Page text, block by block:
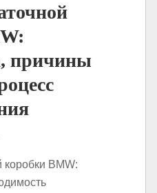
причины
коробки BMW: